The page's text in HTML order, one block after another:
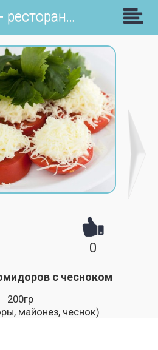
кафе- ресторан Апшерон
0
с чесноком
200гр
майонез, чеснок)